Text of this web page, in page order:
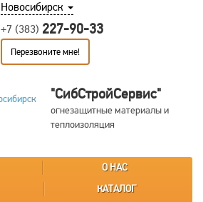
Новосибирск
+7 (383) 227-90-33
Перезвоните мне!
"СибСтройСервис"
огнезащитные материалы и
теплоизоляция
О НАС
КАТАЛОГ